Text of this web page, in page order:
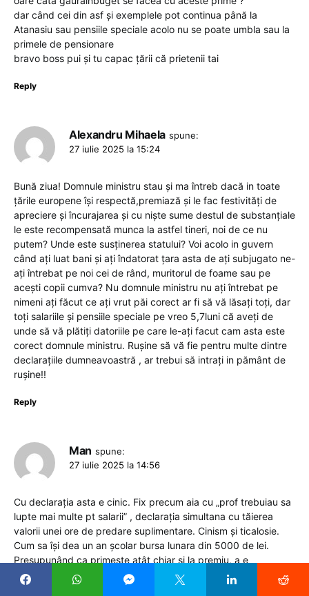
dar când cei din asf și exemplele pot continua până la
Atanasiu sau pensiile speciale acolo nu se poate umbla sau la
primele de pensionare
bravo boss pui și tu capac țării că prietenii tai
Reply
Alexandru Mihaela spune:
27 iulie 2025 la 15:24
Bună ziua! Domnule ministru stau și ma întreb dacă in toate
țările europene își respectă,premiază și le fac festivități de
apreciere și încurajarea și cu niște sume destul de substanțiale
le este recompensată munca la astfel tineri, noi de ce nu
putem? Unde este susținerea statului? Voi acolo in guvern
când ați luat bani și ați îndatorat țara asta de ați subjugato ne-
ați întrebat pe noi cei de rând, muritorul de foame sau pe
acești copii cumva? Nu domnule ministru nu ați întrebat pe
nimeni ați făcut ce ați vrut păi corect ar fi să vă lăsați toți, dar
toți salariile și pensiile speciale pe vreo 5,7luni că aveți de
unde să vă plătiți datoriile pe care le-ați facut cam asta este
corect domnule ministru. Rușine să vă fie pentru multe dintre
declarațiile dumneavoastră , ar trebui să intrați in pământ de
rușine!!
Reply
Man spune:
27 iulie 2025 la 14:56
Cu declarația asta e cinic. Fix precum aia cu „prof trebuiau sa
lupte mai multe pt salarii” , declarația simultana cu tăierea
valorii unei ore de predare suplimentare. Cinism și ticalosie.
Cum sa își dea un an școlar bursa lunara din 5000 de lei.
Presupunând ca primește atât chiar și la premiu, a e
îndoielnică treaba.